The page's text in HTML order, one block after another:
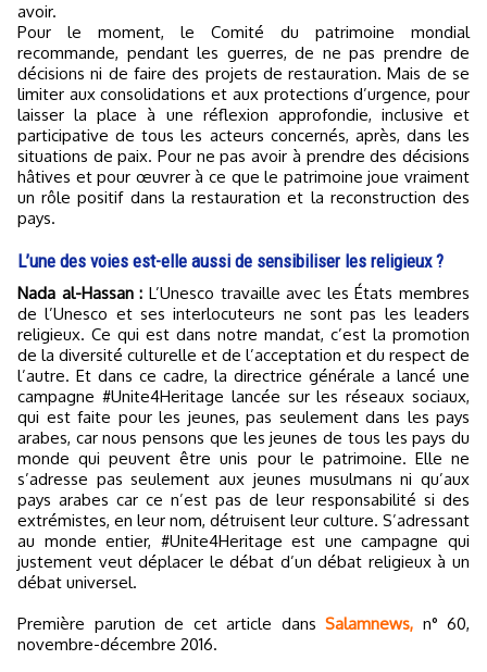
avoir.
Pour le moment, le Comité du patrimoine mondial
recommande, pendant les guerres, de ne pas prendre de
décisions ni de faire des projets de restauration. Mais de se
limiter aux consolidations et aux protections d’urgence, pour
laisser la place à une réflexion approfondie, inclusive et
participative de tous les acteurs concernés, après, dans les
situations de paix. Pour ne pas avoir à prendre des décisions
hâtives et pour œuvrer à ce que le patrimoine joue vraiment
un rôle positif dans la restauration et la reconstruction des
pays.
L’une des voies est-elle aussi de sensibiliser les religieux ?
Nada al-Hassan : L’Unesco travaille avec les États membres
de l’Unesco et ses interlocuteurs ne sont pas les leaders
religieux. Ce qui est dans notre mandat, c’est la promotion
de la diversité culturelle et de l’acceptation et du respect de
l’autre. Et dans ce cadre, la directrice générale a lancé une
campagne #Unite4Heritage lancée sur les réseaux sociaux,
qui est faite pour les jeunes, pas seulement dans les pays
arabes, car nous pensons que les jeunes de tous les pays du
monde qui peuvent être unis pour le patrimoine. Elle ne
s’adresse pas seulement aux jeunes musulmans ni qu’aux
pays arabes car ce n’est pas de leur responsabilité si des
extrémistes, en leur nom, détruisent leur culture. S’adressant
au monde entier, #Unite4Heritage est une campagne qui
justement veut déplacer le débat d’un débat religieux à un
débat universel.
Première parution de cet article dans Salamnews, n° 60,
novembre-décembre 2016.